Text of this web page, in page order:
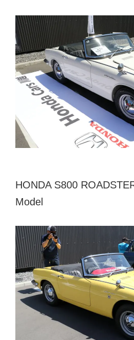
HONDA S800
Model